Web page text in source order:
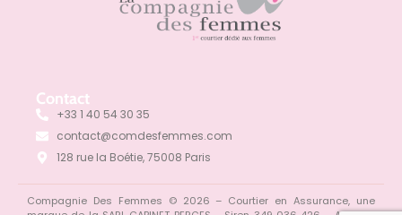
Contact
+33 1 40 54 30 35
contact@comdesfemmes.com
128 rue la Boétie, 75008 Paris
Compagnie Des Femmes © 2026 – Courtier en Assurance, une